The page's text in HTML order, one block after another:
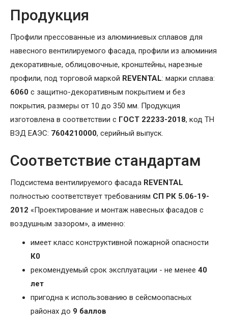
Продукция
Профили прессованные из алюминиевых сплавов для
навесного вентилируемого фасада, профили из алюминия
декоративные, облицовочные, кронштейны, нарезные
профили, под торговой маркой REVENTAL: марки сплава:
6060 с защитно-декоративным покрытием и без
покрытия, размеры от 10 до 350 мм. Продукция
изготовлена в соответствии с ГОСТ 22233-2018, код ТН
ВЭД ЕАЭС: 7604210000, серийный выпуск.
Соответствие стандартам
Подсистема вентилируемого фасада REVENTAL
полностью соответствует требованиям СП РК 5.06-19-
2012 «Проектирование и монтаж навесных фасадов с
воздушным зазором», а именно:
имеет класс конструктивной пожарной опасности
К0
рекомендуемый срок эксплуатации - не менее 40
лет
пригодна к использованию в сейсмоопасных
районах до 9 баллов